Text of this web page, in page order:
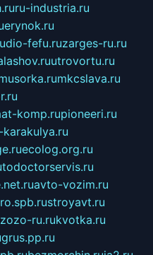
ru-industria.ru
erynok.ru
fefu.ruzarges-ru.ru
utrovortu.ru
mkcslava.ru
komp.rupioneeri.ru
ecolog.org.ru
avto-vozim.ru
stroyavt.ru
ru.rukvotka.ru